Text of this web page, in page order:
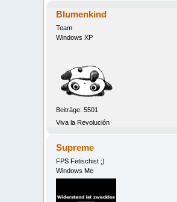
Blumenkind
Team
Windows XP
Beiträge: 5501
Viva la Revolución
Supreme
FPS Fetischist ;)
Windows Me